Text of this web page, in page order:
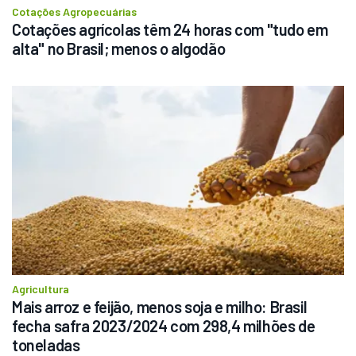
Cotações Agropecuárias
Cotações agrícolas têm 24 horas com "tudo em
alta" no Brasil; menos o algodão
Agricultura
Mais arroz e feijão, menos soja e milho: Brasil
fecha safra 2023/2024 com 298,4 milhões de
toneladas